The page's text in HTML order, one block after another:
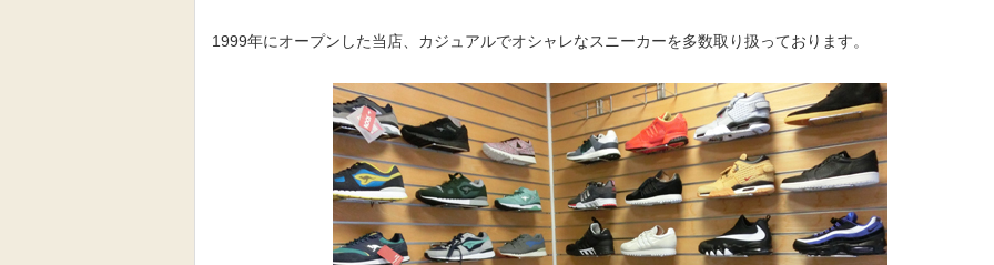
1999年にオープンした当店、カジュアルでオシャレなスニーカーを多数取り扱っております。